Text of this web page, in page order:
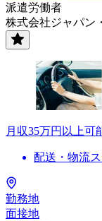
派遣労働者
株式会社ジャパン
月収35万円以上可
配送・物流
勤務地
面接地